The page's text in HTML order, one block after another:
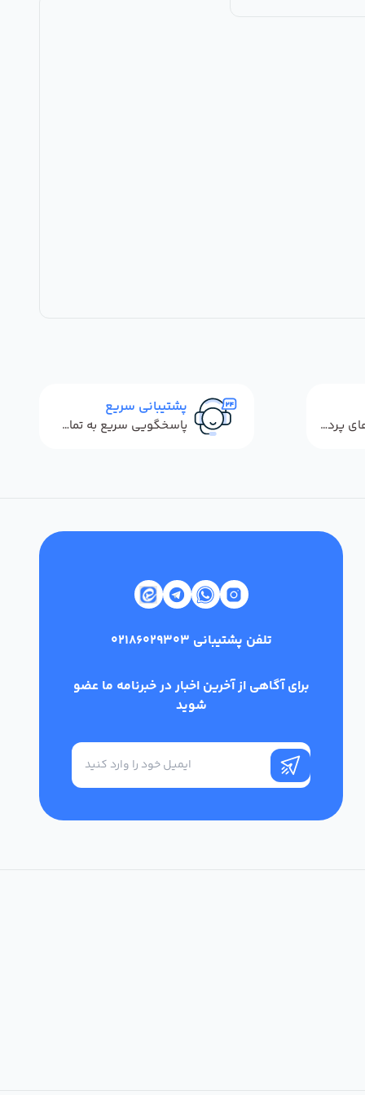
استفاده از روش‌های پرداخت امن
پشتیبانی سریع
پاسخگویی سریع به تماس‌ها و پیام‌ها
تلفن پشتیبانی 02186029303
برای آگاهی از آخرین اخبار در خبرنامه ما عضو
شوید